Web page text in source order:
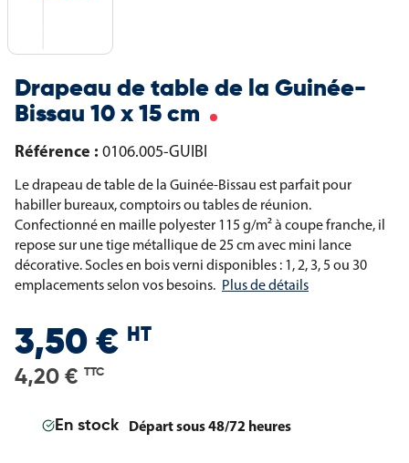
Drapeau de table de la Guinée-
Bissau 10 x 15 cm
Référence : 0106.005-GUIBI
Le drapeau de table de la Guinée-Bissau est parfait pour
habiller bureaux, comptoirs ou tables de réunion.
Confectionné en maille polyester 115 g/m² à coupe franche, il
repose sur une tige métallique de 25 cm avec mini lance
décorative. Socles en bois verni disponibles : 1, 2, 3, 5 ou 30
emplacements selon vos besoins. Plus de détails
3,50 € HT
4,20 € TTC
En stock Départ sous 48/72 heures